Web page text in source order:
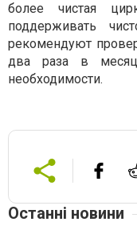
более чистая
поддерживать
рекомендуют
два раза в
необходимости.
Останні новини